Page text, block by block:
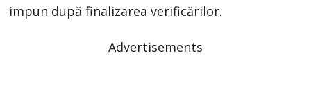
impun după finalizarea verificărilor.
Advertisements